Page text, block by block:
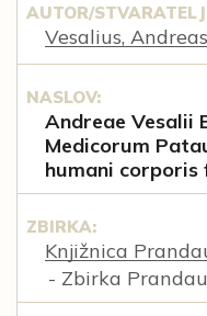
AUTOR/
Vesalius, Andreas
NASLOV:
Andreae Vesalii
Medicorum
humani corporis
ZBIRKA:
Knjižnica
- Zbirka